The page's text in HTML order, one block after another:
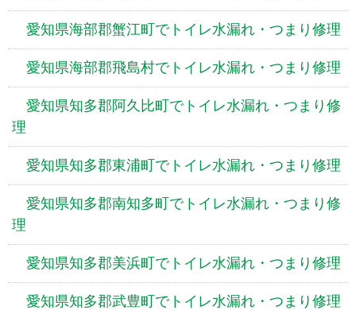
愛知県海部郡蟹江町でトイレ水漏れ・つまり修理
愛知県海部郡飛島村でトイレ水漏れ・つまり修理
愛知県知多郡阿久比町でトイレ水漏れ・つまり修
理
愛知県知多郡東浦町でトイレ水漏れ・つまり修理
愛知県知多郡南知多町でトイレ水漏れ・つまり修
理
愛知県知多郡美浜町でトイレ水漏れ・つまり修理
愛知県知多郡武豊町でトイレ水漏れ・つまり修理